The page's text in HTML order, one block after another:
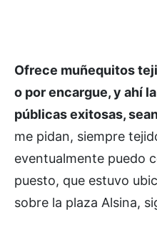
Ofrece muñequitos
o por encargue, y ahí
públicas exitosas,
me pidan, siempre
eventualmente puedo
puesto, que estuvo
sobre la plaza Alsina,